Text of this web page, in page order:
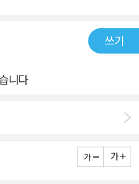
도 없는 걸 서로 나누려” 하
며, 예술과 기록 그리고 시
점에서 마치 한 편의 연작
문화전당을 점거한 시위대
쓰기
니다